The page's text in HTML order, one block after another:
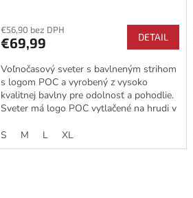
€56,90 bez DPH
€69,99 DETAIL
Voľnočasový sveter s bavlneným strihom
s logom POC a vyrobený z vysoko
kvalitnej bavlny pre odolnosť a pohodlie.
Sveter má logo POC vytlačené na hrudi v
S
M L XL